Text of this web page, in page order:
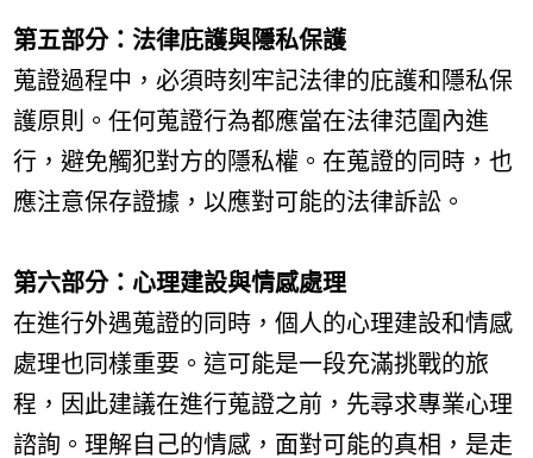
第五部分：法律庇護與隱私保護
蒐證過程中，必須時刻牢記法律的庇護和隱私保
護原則。任何蒐證行為都應當在法律范圍內進
行，避免觸犯對方的隱私權。在蒐證的同時，也
應注意保存證據，以應對可能的法律訴訟。
第六部分：心理建設與情感處理
在進行外遇蒐證的同時，個人的心理建設和情感
處理也同樣重要。這可能是一段充滿挑戰的旅
程，因此建議在進行蒐證之前，先尋求專業心理
諮詢。理解自己的情感，面對可能的真相，是走